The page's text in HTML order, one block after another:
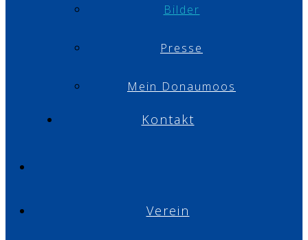
Bilder
Presse
Mein Donaumoos
Kontakt
Verein